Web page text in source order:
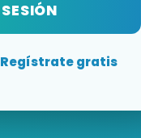
Regístrate gratis